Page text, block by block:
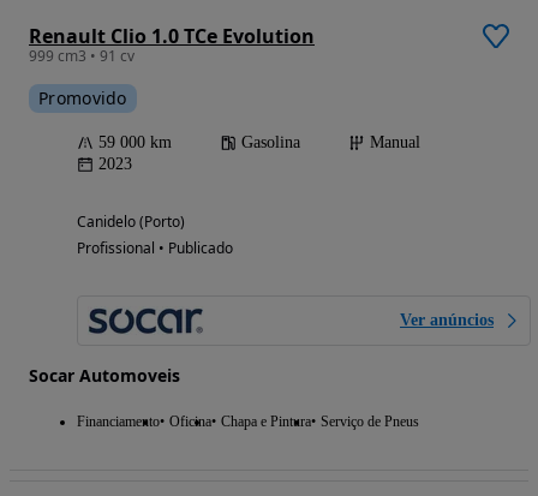
Renault Clio 1.0 TCe Evolution
999 cm3 • 91 cv
Promovido
59 000 km Gasolina
Manual
2023
Canidelo (Porto)
Profissional • Publicado
Ver anúncios
Socar Automoveis
Financiamento Oficina Chapa e Pintura Serviço de Pneus